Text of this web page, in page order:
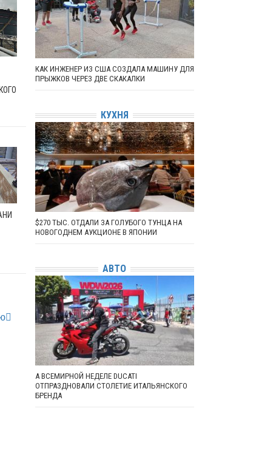
КАК ИНЖЕНЕР ИЗ США СОЗДАЛА МАШИНУ ДЛЯ
ПРЫЖКОВ ЧЕРЕЗ ДВЕ СКАКАЛКИ
КУХНЯ
$270 ТЫС. ОТДАЛИ ЗА ГОЛУБОГО ТУНЦА НА
НОВОГОДНЕМ АУКЦИОНЕ В ЯПОНИИ
АВТО
А ВСЕМИРНОЙ НЕДЕЛЕ DUCATI
ОТПРАЗДНОВАЛИ СТОЛЕТИЕ ИТАЛЬЯНСКОГО
БРЕНДА